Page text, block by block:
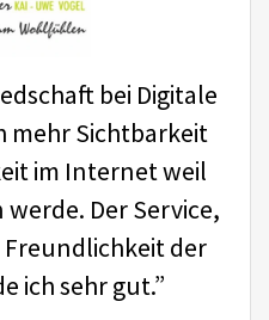
bei Digitale
mehr Sichtbarkeit
im Internet weil
Der Service,
der
ich sehr gut.”